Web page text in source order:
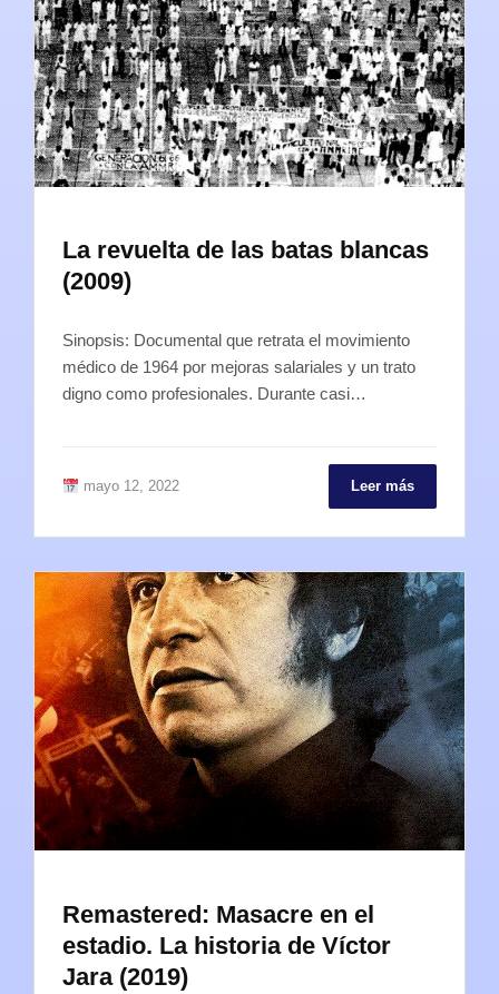
La revuelta de las batas blancas
(2009)
Sinopsis: Documental que retrata el movimiento
médico de 1964 por mejoras salariales y un trato
digno como profesionales. Durante casi…
mayo 12, 2022 Leer más
Remastered: Masacre en el
estadio. La historia de Víctor
Jara (2019)